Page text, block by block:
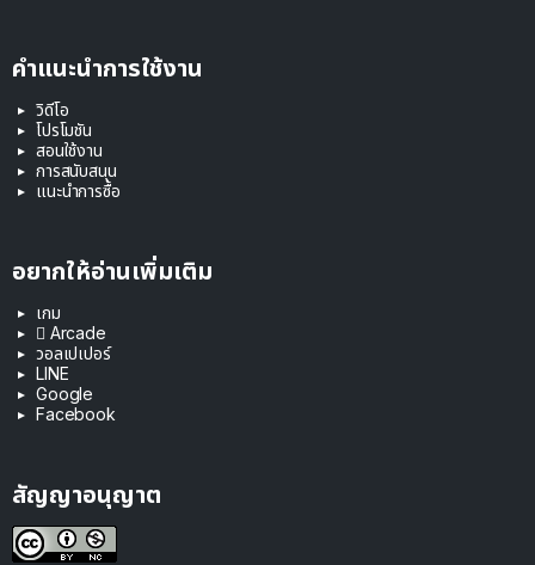
คำแนะนำการใช้งาน
วิดีโอ
โปรโมชัน
สอนใช้งาน
การสนับสนุน
แนะนำการซื้อ
อยากให้อ่านเพิ่มเติม
เกม
 Arcade
วอลเปเปอร์
LINE
Google
Facebook
สัญญาอนุญาต